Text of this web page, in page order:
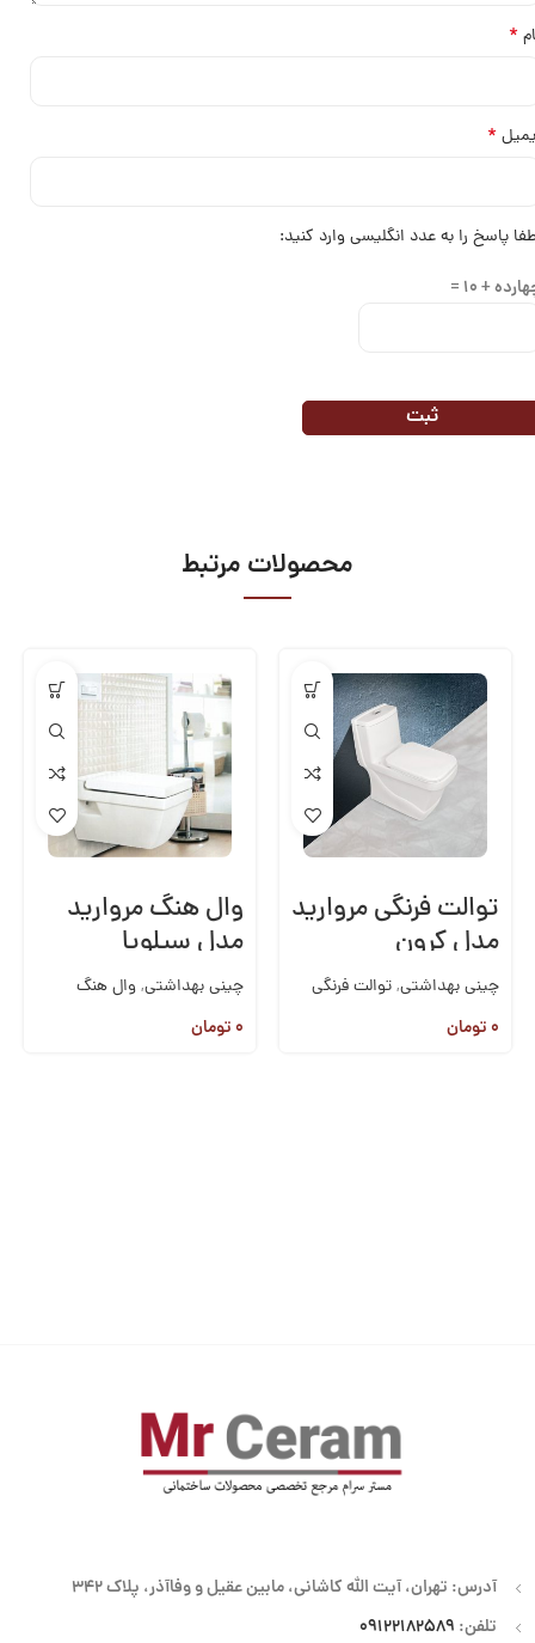
*
*
پاسخ را به عدد انگلیسی وارد کنید:
+ 10 =
محصولات مرتبط
توالت فرنگی مروارید
مدل کرون
چینی بهداشتی,توالت فرنگی
یک تکه, ۰تومان
وال هنگ مروارید
مدل سیلویا
چینی بهداشتی,وال هنگ
۰تومان
آدرس: تهران، آیت الله کاشانی، مابین عقیل و وفاآذر، پلاک 342
تلفن: 09122182589